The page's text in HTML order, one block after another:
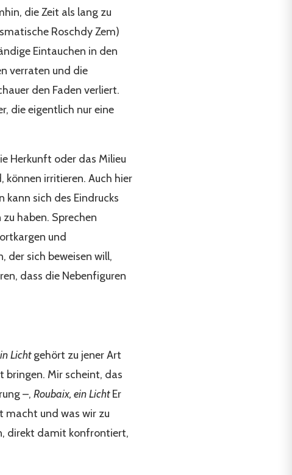
die Zeit als lang zu
Roschdy Zem)
Eintauchen in den
verraten und die
den Faden verliert.
die eigentlich nur eine
Herkunft oder das Milieu
irritieren. Auch hier
sich des Eindrucks
haben. Sprechen
und
der sich beweisen will,
dass die Nebenfiguren
Lichtgehört zu jener Art
bringen. Mir scheint, das
–, Roubaix, ein LichtEr
macht und was wir zu
direkt damit konfrontiert,